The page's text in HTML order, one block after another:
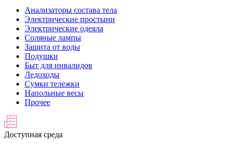
Анализаторы состава тела
Электрические простыни
Электрические одеяла
Соляные лампы
Защита от воды
Подушки
Быт для инвалидов
Ледоходы
Сумки тележки
Напольные весы
Прочее
Доступная среда